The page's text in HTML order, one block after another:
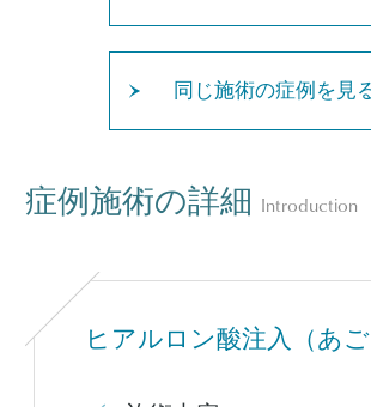
同じ施術の症例を見
症例施術の詳細 Introduction
ヒアルロン酸注入（あご